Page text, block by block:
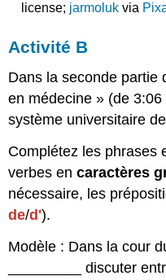
license; jarmolukvia
Activité B
Dans la seconde partie
en médecine » (de
système universitaire
Complétez les phrases
verbes encaractères
nécessaire, les
de/d').
Modèle : Dans la cour
_________ discuter